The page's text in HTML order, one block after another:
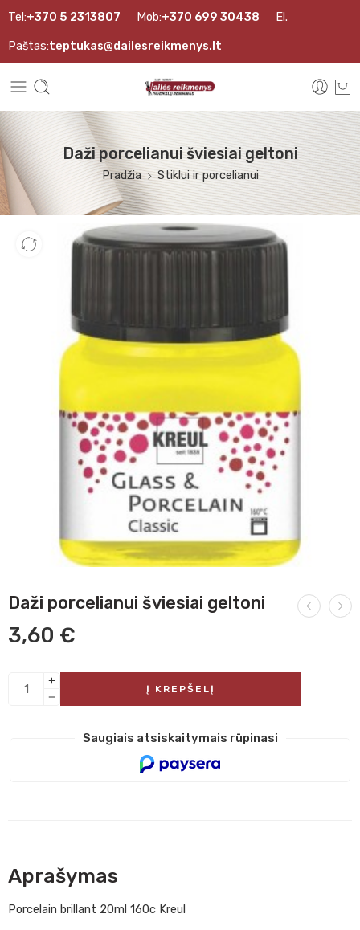
Tel:+370 5 2313807 Mob:+370 699 30438 El.
Paštas:teptukas@dailesreikmenys.lt
Daži porcelianui šviesiai geltoni
Pradžia Stiklui ir porcelianui
Daži porcelianui šviesiai geltoni
3,60 €
Į KREPŠELĮ
Saugiais atsiskaitymais rūpinasi
Aprašymas
Porcelain brillant 20ml 160c Kreul